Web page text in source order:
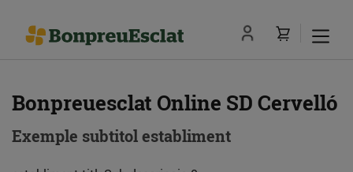
Bonpreuesclat Online SD Cervelló
Exemple subtitol establiment